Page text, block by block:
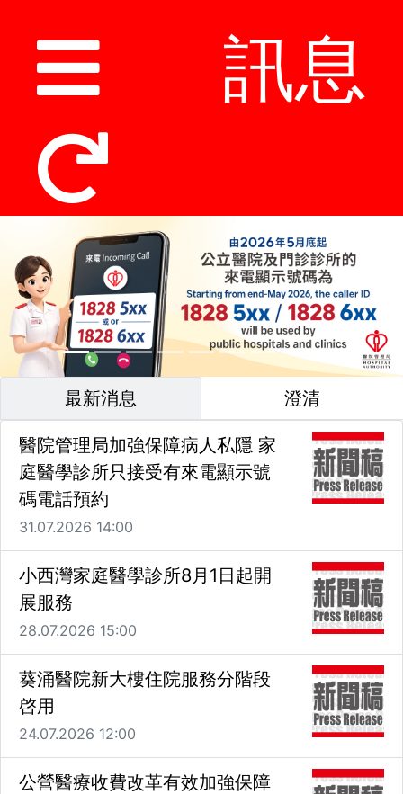
訊息
最新消息 澄清
醫院管理局加強保障病人私隱 家
庭醫學診所只接受有來電顯示號
碼電話預約
31.07.2026 14:00
小西灣家庭醫學診所8月1日起開
展服務
28.07.2026 15:00
葵涌醫院新大樓住院服務分階段
啓用
24.07.2026 12:00
公營醫療收費改革有效加強保障